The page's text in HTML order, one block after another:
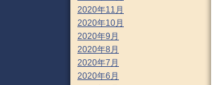
2020年11月
2020年10月
2020年9月
2020年8月
2020年7月
2020年6月